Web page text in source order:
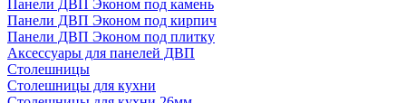
Панели ДВП Эконом под камень
Панели ДВП Эконом под кирпич
Панели ДВП Эконом под плитку
Аксессуары для панелей ДВП
Столешницы
Столешницы для кухни